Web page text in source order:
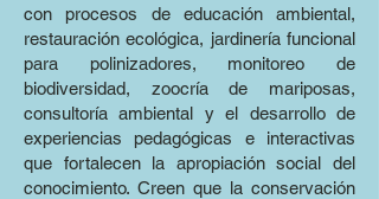
con procesos de educación ambiental,
restauración ecológica, jardinería funcional
para polinizadores, monitoreo de
biodiversidad, zoocría de mariposas,
consultoría ambiental y el desarrollo de
experiencias pedagógicas e interactivas
que fortalecen la apropiación social del
conocimiento. Creen que la conservación